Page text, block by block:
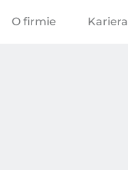
O firmie Kariera